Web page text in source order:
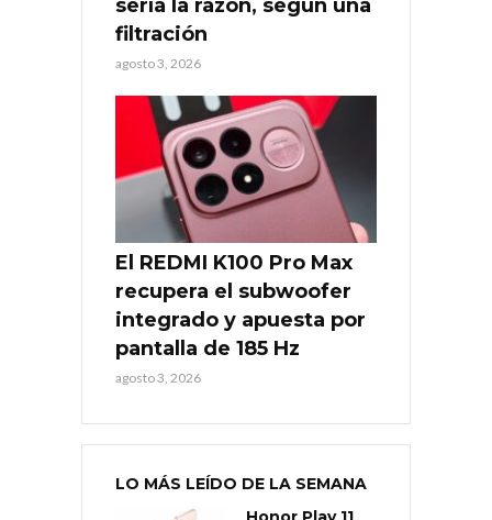
sería la razón, según una
filtración
agosto 3, 2026
El REDMI K100 Pro Max
recupera el subwoofer
integrado y apuesta por
pantalla de 185 Hz
agosto 3, 2026
LO MÁS LEÍDO DE LA SEMANA